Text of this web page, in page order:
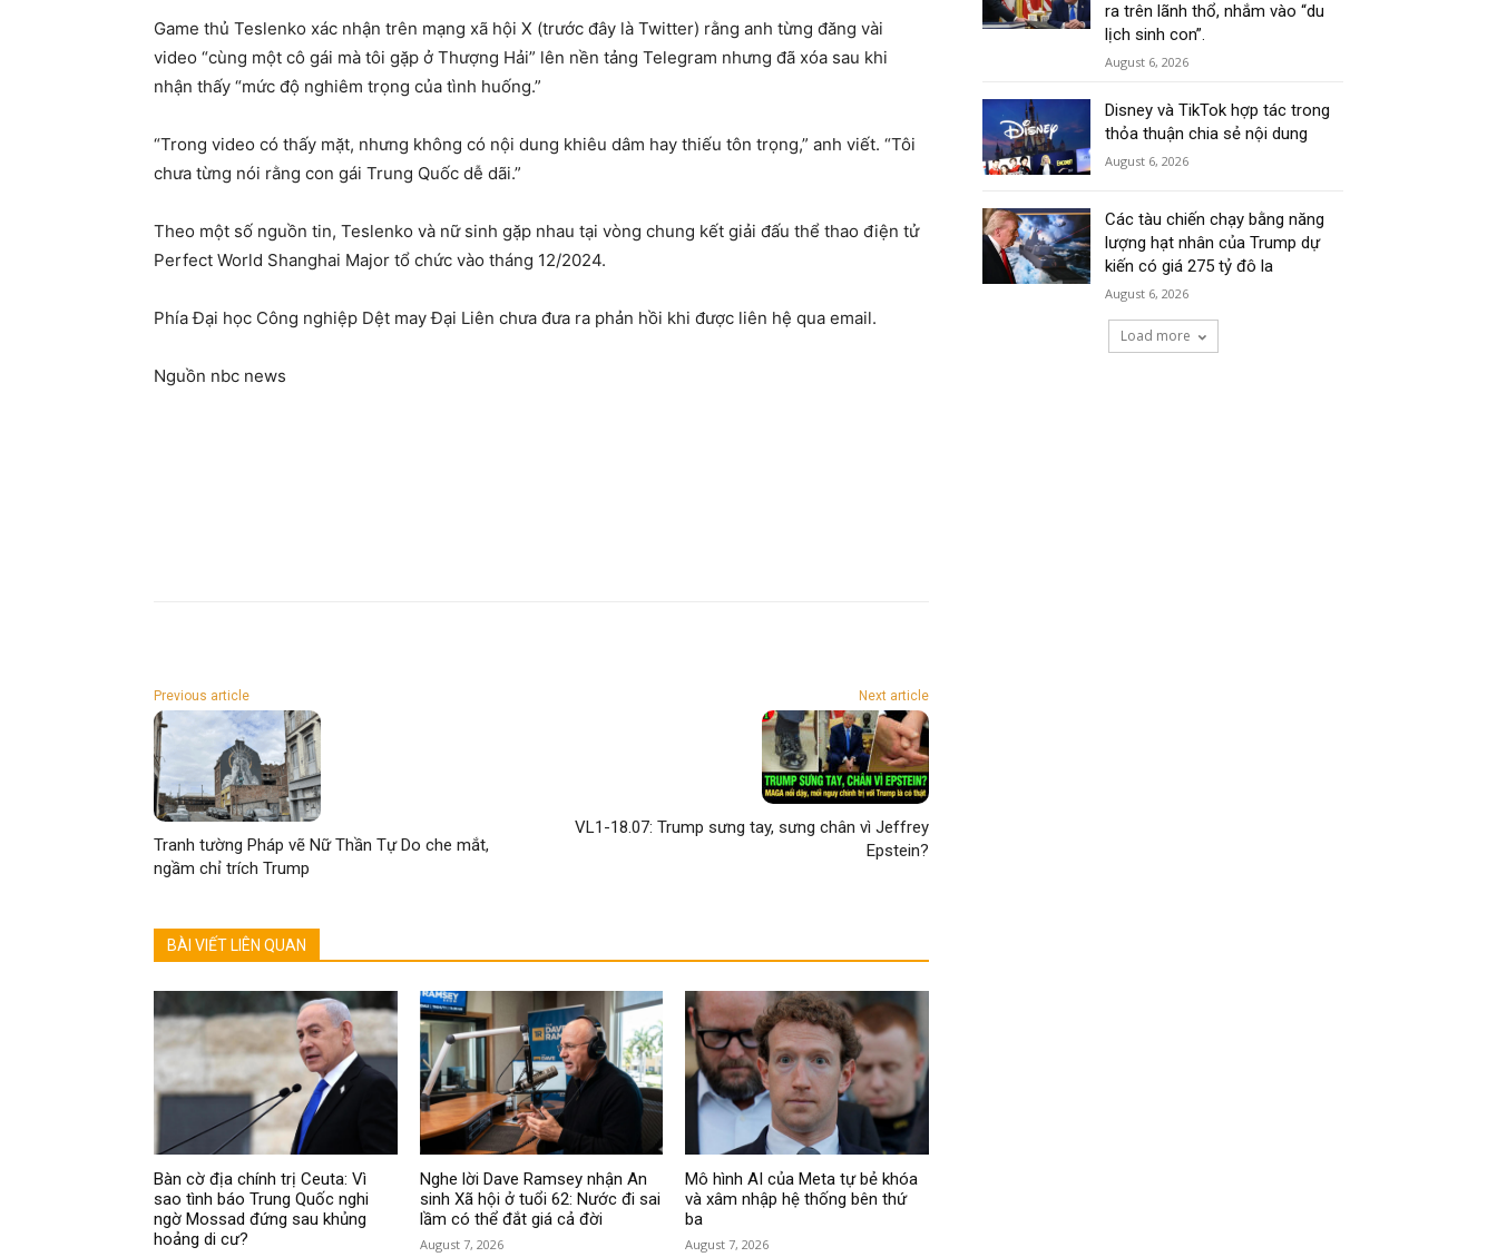
Game thủ Teslenko xác nhận trên mạng xã hội X (trước đây là Twitter) rằng anh từng đăng vài
video “cùng một cô gái mà tôi gặp ở Thượng Hải” lên nền tảng Telegram nhưng đã xóa sau khi
nhận thấy “mức độ nghiêm trọng của tình huống.”
“Trong video có thấy mặt, nhưng không có nội dung khiêu dâm hay thiếu tôn trọng,” anh viết. “Tôi
chưa từng nói rằng con gái Trung Quốc dễ dãi.”
Theo một số nguồn tin, Teslenko và nữ sinh gặp nhau tại vòng chung kết giải đấu thể thao điện tử
Perfect World Shanghai Major tổ chức vào tháng 12/2024.
Phía Đại học Công nghiệp Dệt may Đại Liên chưa đưa ra phản hồi khi được liên hệ qua email.
Nguồn nbc news
Previous article
Tranh tường Pháp vẽ Nữ Thần Tự Do che mắt,
ngầm chỉ trích Trump
Next article
VL1-18.07: Trump sưng tay, sưng chân vì Jeffrey
Epstein?
BÀI VIẾT LIÊN QUAN
Bàn cờ địa chính trị Ceuta: Vì
sao tình báo Trung Quốc nghi
ngờ Mossad đứng sau khủng
hoảng di cư?
Nghe lời Dave Ramsey nhận An
sinh Xã hội ở tuổi 62: Nước đi sai
lầm có thể đắt giá cả đời
August 7, 2026
Mô hình AI của Meta tự bẻ khóa
và xâm nhập hệ thống bên thứ
ba
August 7, 2026
ra trên lãnh thổ, nhắm vào “du
lịch sinh con”.
August 6, 2026
Disney và TikTok hợp tác trong
thỏa thuận chia sẻ nội dung
August 6, 2026
Các tàu chiến chạy bằng năng
lượng hạt nhân của Trump dự
kiến có giá 275 tỷ đô la
August 6, 2026
Load more